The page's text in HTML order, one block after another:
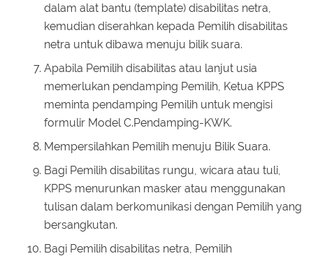
dalam alat bantu (template) disabilitas netra,
kemudian diserahkan kepada Pemilih disabilitas
netra untuk dibawa menuju bilik suara.
Apabila Pemilih disabilitas atau lanjut usia
memerlukan pendamping Pemilih, Ketua KPPS
meminta pendamping Pemilih untuk mengisi
formulir Model C.Pendamping-KWK.
Mempersilahkan Pemilih menuju Bilik Suara.
Bagi Pemilih disabilitas rungu, wicara atau tuli,
KPPS menurunkan masker atau menggunakan
tulisan dalam berkomunikasi dengan Pemilih yang
bersangkutan.
Bagi Pemilih disabilitas netra, Pemilih